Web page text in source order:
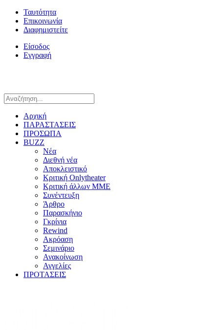
Ταυτότητα
Επικοινωνία
Διαφημιστείτε
Είσοδος
Εγγραφή
Αρχική
ΠΑΡΑΣΤΑΣΕΙΣ
ΠΡΟΣΩΠΑ
BUZZ
Νέα
Διεθνή νέα
Αποκλειστικό
Κριτική Onlytheater
Κριτική άλλων ΜΜΕ
Συνέντευξη
Άρθρο
Παρασκήνιο
Γκρίνια
Rewind
Ακρόαση
Σεμινάριο
Ανακοίνωση
Αγγελίες
ΠΡΟΤΑΣΕΙΣ